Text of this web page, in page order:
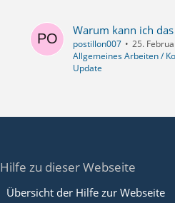
postillon007
25.
Allgemeines Arbeiten /
Update
Hilfe zu dieser Webseite
Übersicht der Hilfe zur Webseite